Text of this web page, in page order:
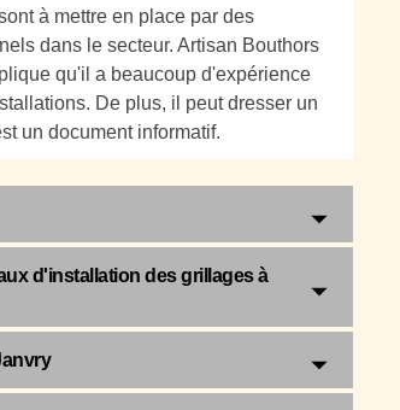
à mettre en place par des
dans le secteur. Artisan Bouthors
qu'il a beaucoup d'expérience
De plus, il peut dresser un
un document informatif.
d'installation des grillages à